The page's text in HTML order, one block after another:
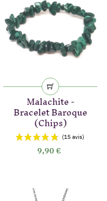
Malachite -
Bracelet Baroque
(Chips)
9,90 €